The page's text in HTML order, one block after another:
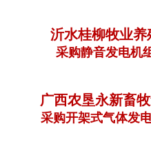
沂水桂柳牧业养
采购静音发电机
广西农垦永新畜牧
采购开架式气体发